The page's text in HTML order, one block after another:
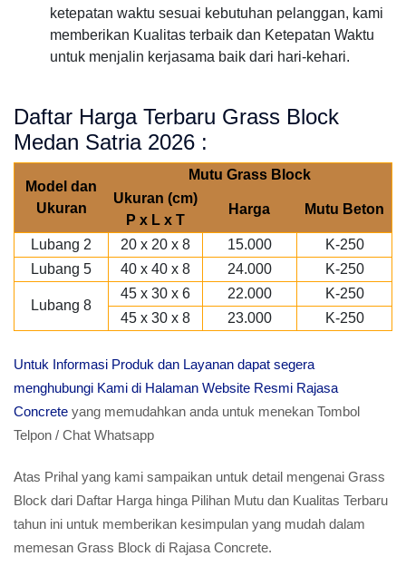
ketepatan waktu sesuai kebutuhan pelanggan, kami
memberikan Kualitas terbaik dan Ketepatan Waktu
untuk menjalin kerjasama baik dari hari-kehari.
Daftar Harga Terbaru Grass Block
Medan Satria 2026 :
Model dan
Ukuran
Mutu Grass Block
Ukuran (cm)
P x L x T
Harga Mutu Beton
Lubang 2 20 x 20 x 8 15.000
K-250
Lubang 5
40 x 40 x 8 24.000 K-250
Lubang 8
45 x 30 x 6 22.000
K-250
45 x 30 x 8
23.000 K-250
Untuk Informasi Produk dan Layanan dapat segera
menghubungi Kami di Halaman Website Resmi Rajasa
Concrete yang memudahkan anda untuk menekan Tombol
Telpon / Chat Whatsapp
Atas Prihal yang kami sampaikan untuk detail mengenai Grass
Block dari Daftar Harga hinga Pilihan Mutu dan Kualitas Terbaru
tahun ini untuk memberikan kesimpulan yang mudah dalam
memesan Grass Block di Rajasa Concrete.